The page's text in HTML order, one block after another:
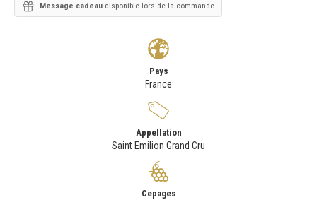
Message cadeau disponible lors de la commande
Pays
France
Appellation
Saint Emilion Grand Cru
Cepages